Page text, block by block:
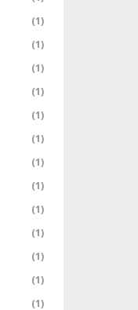
(1)
(1)
(1)
(1)
(1)
(1)
(1)
(1)
(1)
(1)
(1)
(1)
(1)